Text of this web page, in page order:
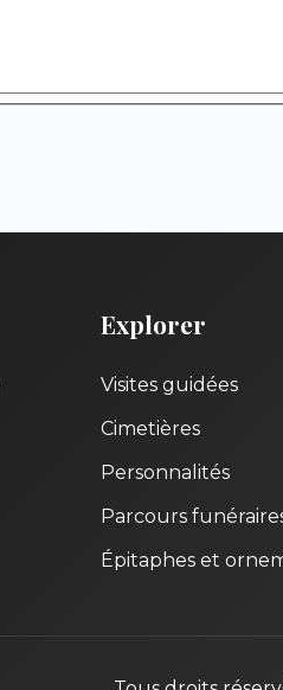
Explorer
Visites guidées
Cimetières
Personnalités
Parcours
Épitaphes et